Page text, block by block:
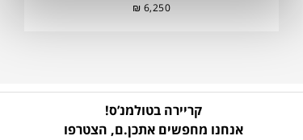
₪ 6,250
קריירה בטולמנ’ס!
אנחנו מחפשים אתכן.ם, הצטרפו